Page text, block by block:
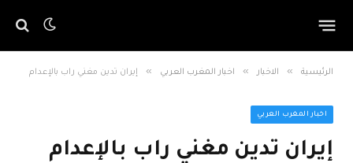
الرئيسية » الاخبار » اخبار المغرب العربي » إيران تدين مغني راب بالإعدام
اخبار المغرب العربي
إيران تدين مغني راب بالإعدام